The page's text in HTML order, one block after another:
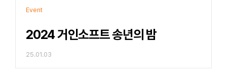
Event
2024 거인소프트 송년의 밤
25.01.03